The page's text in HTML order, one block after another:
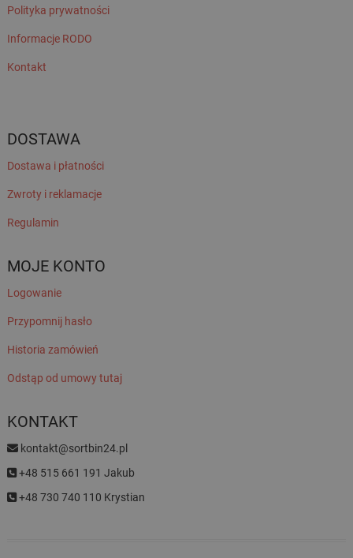
Polityka prywatności
Informacje RODO
Kontakt
DOSTAWA
Dostawa i płatności
Zwroty i reklamacje
Regulamin
MOJE KONTO
Logowanie
Przypomnij hasło
Historia zamówień
Odstąp od umowy tutaj
KONTAKT
kontakt@sortbin24.pl
+48 515 661 191 Jakub
+48 730 740 110 Krystian